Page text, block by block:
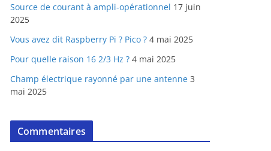
Source de courant à ampli-opérationnel 17 juin
2025
Vous avez dit Raspberry Pi ? Pico ? 4 mai 2025
Pour quelle raison 16 2/3 Hz ? 4 mai 2025
Champ électrique rayonné par une antenne 3
mai 2025
Commentaires